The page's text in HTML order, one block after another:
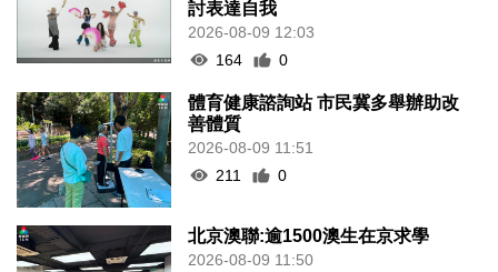
討表達自我
2026-08-09 12:03
164
0
體育健康諮詢站 市民冀多舉辦助改
善體質
2026-08-09 11:51
211
0
北京澳聯:逾1500澳生在京求學
2026-08-09 11:50